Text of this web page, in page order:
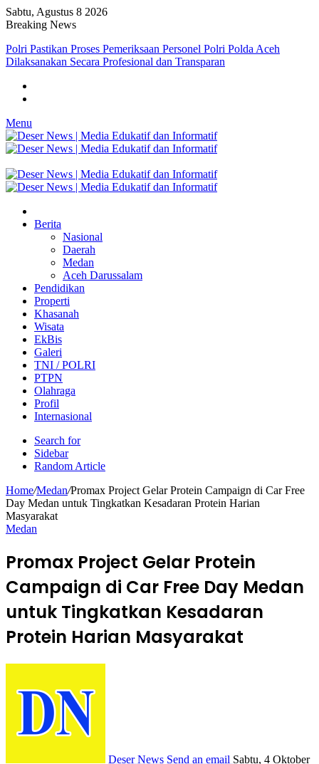
Sabtu, Agustus 8 2026
Breaking News
Polri Pastikan Proses Pemeriksaan Personel Polri Polda Aceh
Dilaksanakan Secara Profesional dan Transparan
Menu
Berita
Nasional
Daerah
Medan
Aceh Darussalam
Pendidikan
Properti
Khasanah
Wisata
EkBis
Galeri
TNI / POLRI
PTPN
Olahraga
Profil
Internasional
Search for
Sidebar
Random Article
Home/Medan/Promax Project Gelar Protein Campaign di Car Free
Day Medan untuk Tingkatkan Kesadaran Protein Harian
Masyarakat
Medan
Promax Project Gelar Protein
Campaign di Car Free Day Medan
untuk Tingkatkan Kesadaran
Protein Harian Masyarakat
Deser News Send an email Sabtu, 4 Oktober